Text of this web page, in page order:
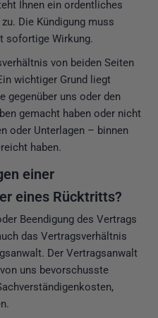
Ihnen ein ordentliches
Die Kündigung muss
sofortige Wirkung.
von beiden Seiten
wichtiger Grund liegt
gegenüber uns oder den
gemacht haben oder nicht
oder Unterlagen – binnen
haben.
einer
eines Rücktritts?
Beendigung des Vertrags
das Vertragsverhältnis
Der Vertragsanwalt
uns bevorschusste